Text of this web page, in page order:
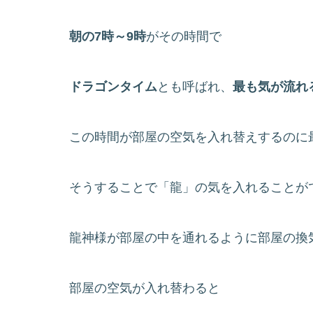
朝の7時～9時がその時間で
ドラゴンタイムとも呼ばれ、 最も気が流れ
この時間が部屋の空気を入れ替えするの
そうすることで「龍」の気を入れることが
龍神様が部屋の中を通れるように部屋の
部屋の空気が入れ替わると